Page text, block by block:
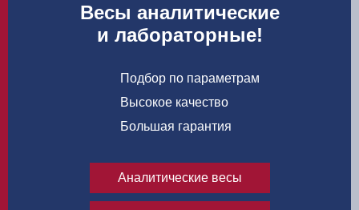
Весы аналитические
и лабораторные!
Подбор по параметрам
Высокое качество
Большая гарантия
Аналитические весы